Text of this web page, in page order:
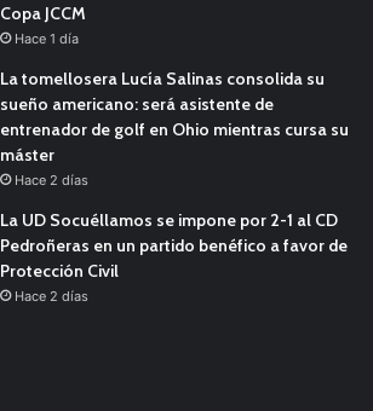
Copa JCCM
Hace 1 día
La tomellosera Lucía Salinas consolida su
sueño americano: será asistente de
entrenador de golf en Ohio mientras cursa su
máster
Hace 2 días
La UD Socuéllamos se impone por 2-1 al CD
Pedroñeras en un partido benéfico a favor de
Protección Civil
Hace 2 días